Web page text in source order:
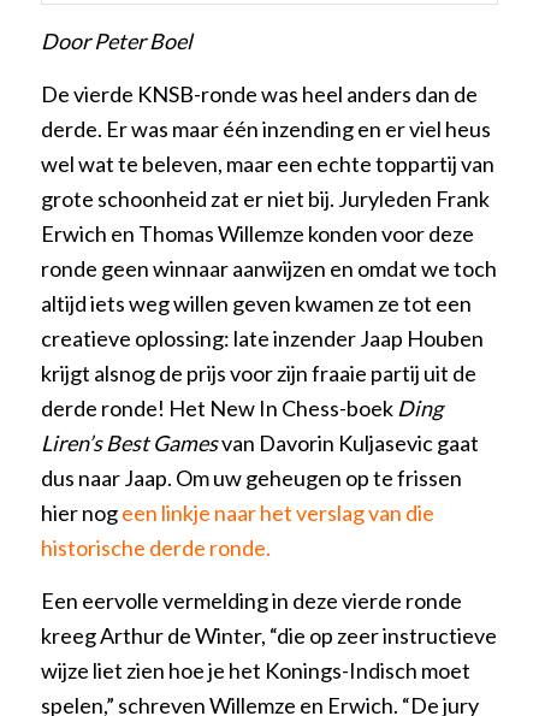
Door Peter Boel
De vierde KNSB-ronde was heel anders dan de
derde. Er was maar één inzending en er viel heus
wel wat te beleven, maar een echte toppartij van
grote schoonheid zat er niet bij. Juryleden Frank
Erwich en Thomas Willemze konden voor deze
ronde geen winnaar aanwijzen en omdat we toch
altijd iets weg willen geven kwamen ze tot een
creatieve oplossing: late inzender Jaap Houben
krijgt alsnog de prijs voor zijn fraaie partij uit de
derde ronde! Het New In Chess-boek Ding
Liren’s Best Gamesvan Davorin Kuljasevic gaat
dus naar Jaap. Om uw geheugen op te frissen
hier nogeen linkje naar het verslag van die
historische derde ronde.
Een eervolle vermelding in deze vierde ronde
kreeg Arthur de Winter, “die op zeer instructieve
wijze liet zien hoe je het Konings-Indisch moet
spelen,” schreven Willemze en Erwich. “De jury